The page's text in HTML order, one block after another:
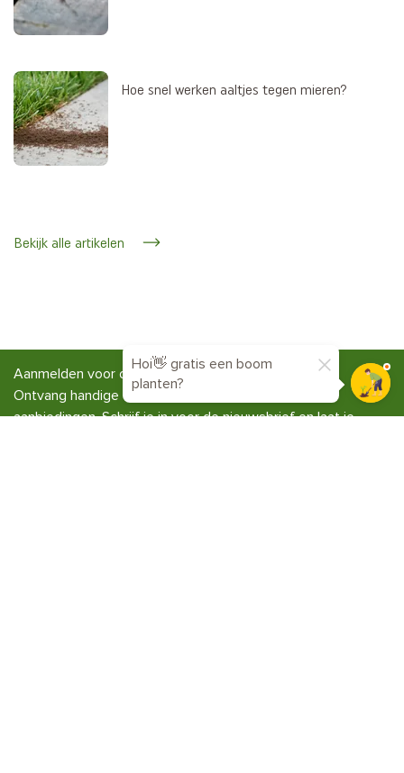
Hoe snel werken aaltjes tegen mieren?
Bekijk alle artikelen
Aanmelden voor de nieuwsbrief
Ontvang handige tuintips, inspiratie en exclusieve
aanbiedingen. Schrijf je in voor de nieuwsbrief en laat je
Hoi👋 gratis een boom
planten?